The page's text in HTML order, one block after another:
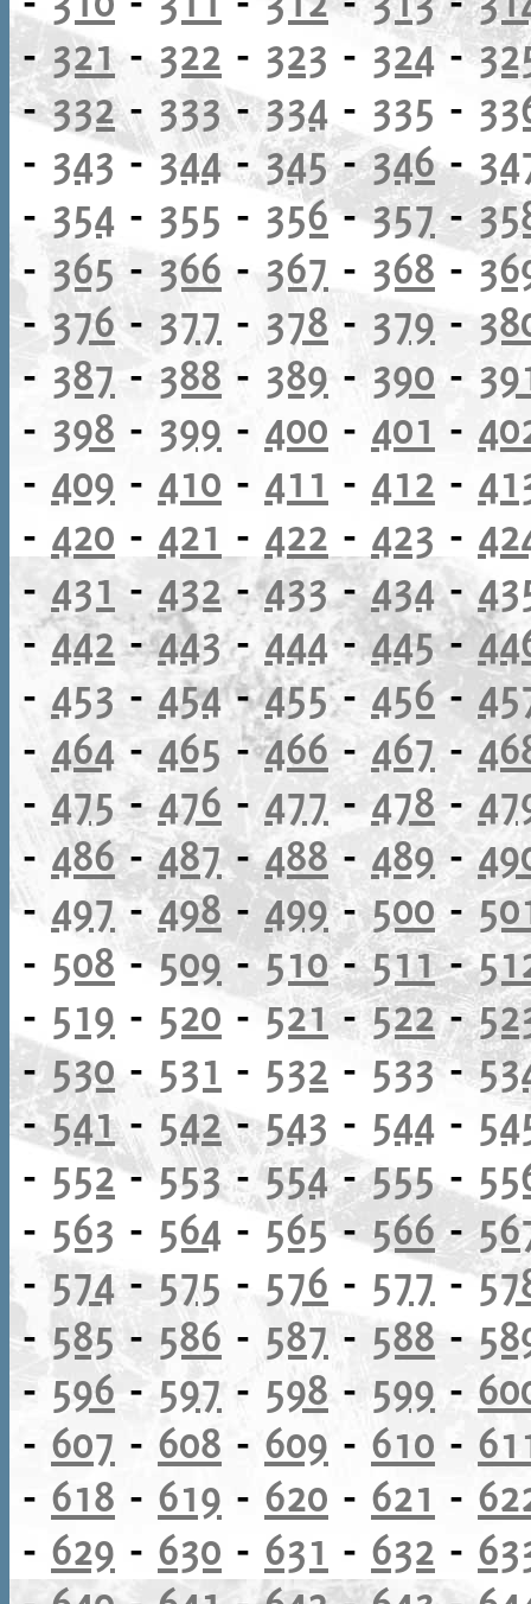
-321- 322 - 323 - 324-
-332- 333-334 - 335 -
- 343-344-345-346-
- 354 - 355 - 356-357-
- 365 -366 - 367 - 368 -
-376- 377 - 378- 379 -
- 387 - 388 - 389 - 390 -
- 398 - 399 - 400 - 401 -
- 409 - 410 - 411 - 412 -
- 420 - 421 - 422 - 423 -
- 431 - 432-433-434-
-442-443-444-445-
- 453 - 454-455- 456-
- 464 - 465 -466-467 -
-475-476 - 477-478 -
- 486-487-488 - 489 -
- 497-498-499-500-
- 508 -509 -510-511-
- 519 - 520 -521-522-
- 530 - 531 - 532 - 533-
-541- 542-543 - 544 -
- 552-553-554-555-
- 563 - 564 -565- 566-
- 574-575 - 576 - 577-
-585- 586 - 587 - 588 -
- 596- 597 - 598 - 599 -
- 607 - 608 - 609 - 610 -
- 618 - 619 - 620 - 621 -
- 629 - 630 - 631 - 632 -